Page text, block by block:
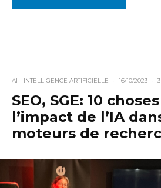
AI - INTELLIGENCE ARTIFICIELLE · 16/10/2023 ·
SEO, SGE: 10
l’impact de l’IA
moteurs de